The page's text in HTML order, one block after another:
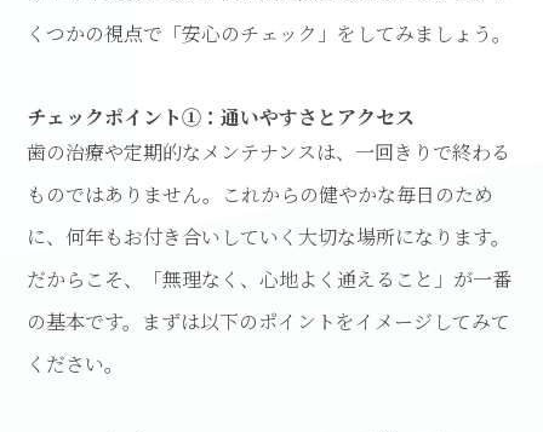
くつかの視点で「安心のチェック」をしてみましょう。
チェックポイント①：通いやすさとアクセス
歯の治療や定期的なメンテナンスは、一回きりで終わる
ものではありません。これからの健やかな毎日のため
に、何年もお付き合いしていく大切な場所になります。
だからこそ、「無理なく、心地よく通えること」が一番
の基本です。まずは以下のポイントをイメージしてみて
ください。